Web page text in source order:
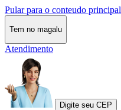
Pular para o conteudo principal
Tem no magalu
Atendimento
Digite seu CEP